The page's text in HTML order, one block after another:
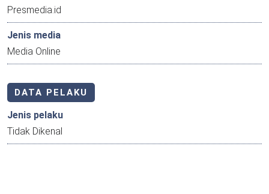
Presmedia.id
Jenis media
Media Online
DATA PELAKU
Jenis pelaku
Tidak Dikenal